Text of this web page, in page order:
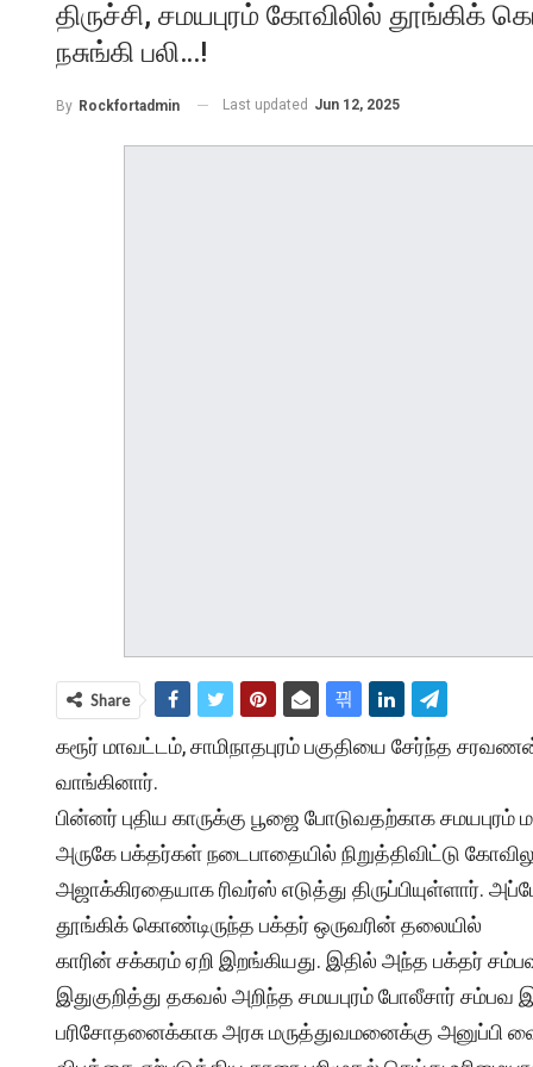
திருச்சி, சமயபுரம் கோவிலில் தூங்கிக்
நசுங்கி பலி…!
By Rockfortadmin Last updated Jun 12, 2025
Share
கரூர் மாவட்டம், சாமிநாதபுரம் பகுதியை சேர்ந்த
வாங்கினார்.
பின்னர் புதிய காருக்கு பூஜை போடுவதற்காக
அருகே பக்தர்கள் நடைபாதையில் நிறுத்திவிட்டு
அஜாக்கிரதையாக ரிவர்ஸ் எடுத்து திருப்பியுள்ளார்.
தூங்கிக் கொண்டிருந்த பக்தர் ஒருவரின் தலையில்
காரின் சக்கரம் ஏறி இறங்கியது. இதில் அந்த பக்தர்
இதுகுறித்து தகவல் அறிந்த சமயபுரம் போலீசார் சம்பவ
பரிசோதனைக்காக அரசு மருத்துவமனைக்கு அனுப்பி